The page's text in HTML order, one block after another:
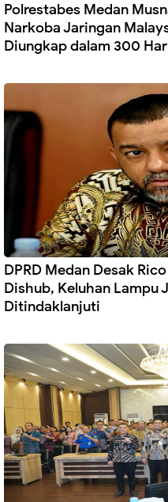
Polrestabes Medan
Narkoba Jaringan
Diungkap dalam 300
DPRD Medan Desak
Dishub, Keluhan Lampu
Ditindaklanjuti